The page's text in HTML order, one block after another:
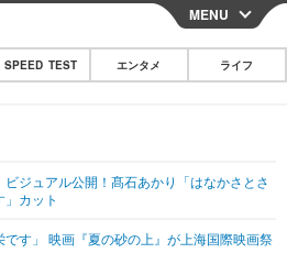
CLOSE
その他
MENU
SPEED TEST エンタメ ライフ
ジュアル公開！髙石あかり「はなかさとさ
カット
す」 映画『夏の砂の上』が上海国際映画祭